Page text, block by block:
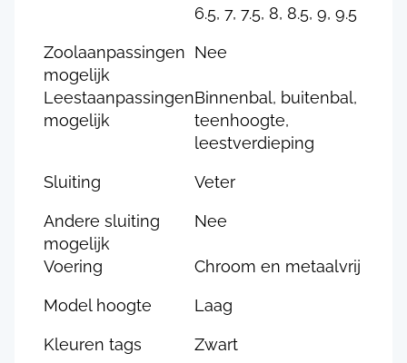
6.5, 7, 7.5, 8, 8.5, 9, 9.5
Zoolaanpassingen
mogelijk
Nee
Leestaanpassingen
mogelijk
Binnenbal, buitenbal,
teenhoogte,
leestverdieping
Sluiting Veter
Andere sluiting
mogelijk
Nee
Voering Chroom en metaalvrij
Model hoogte Laag
Kleuren tags Zwart